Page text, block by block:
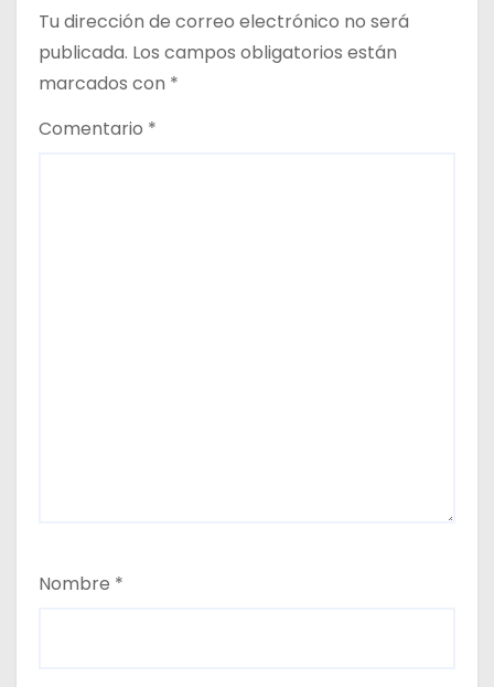
a
s
Tu dirección de correo electrónico no será
publicada. Los campos obligatorios están
marcados con *
Comentario *
Nombre *